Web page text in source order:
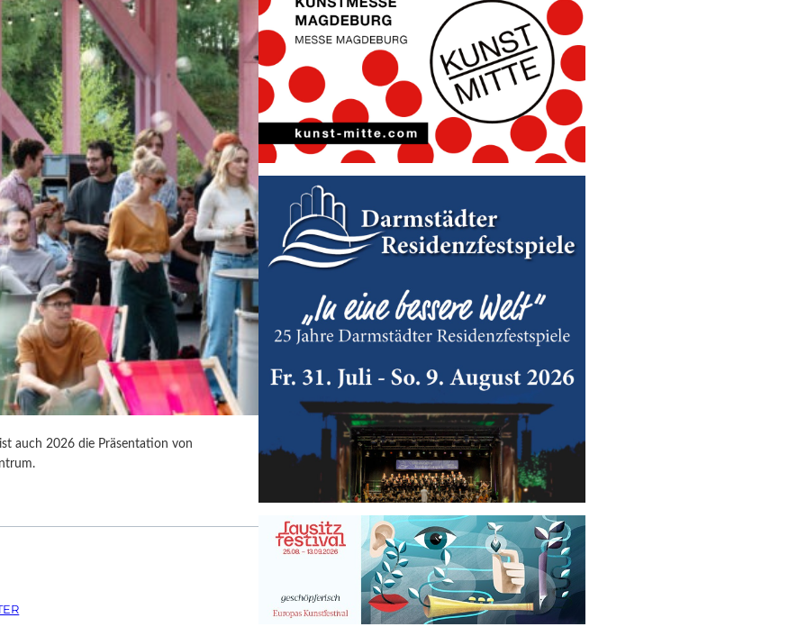
auch 2026 die Präsentation von